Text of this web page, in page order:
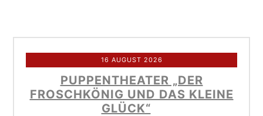
16 AUGUST 2026
PUPPENTHEATER „DER
FROSCHKÖNIG UND DAS KLEINE
GLÜCK“